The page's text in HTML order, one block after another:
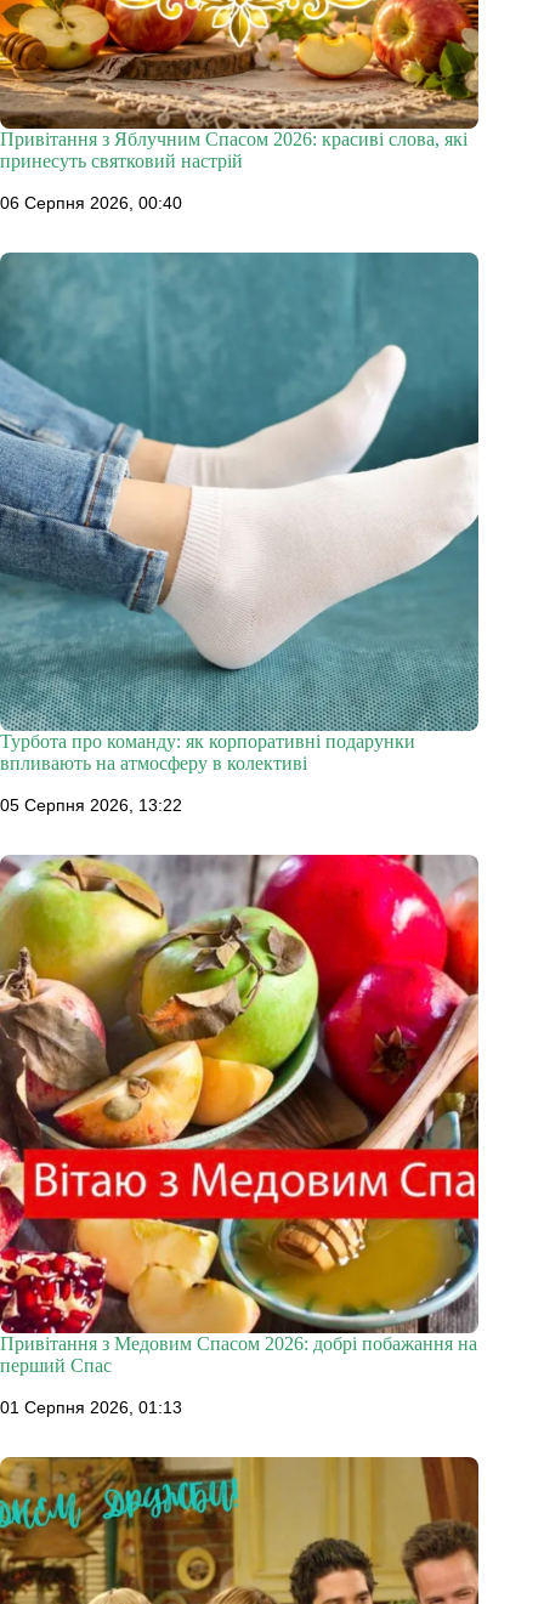
Привітання з Яблучним Спасом 2026: красиві слова, які
принесуть святковий настрій
06 Серпня 2026, 00:40
Турбота про команду: як корпоративні подарунки
впливають на атмосферу в колективі
05 Серпня 2026, 13:22
Привітання з Медовим Спасом 2026: добрі побажання на
перший Спас
01 Серпня 2026, 01:13